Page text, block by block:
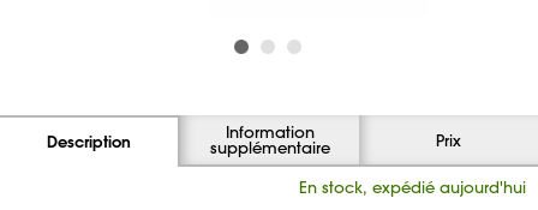
Description Information
supplémentaire Prix
En stock, expédié aujourd'hui